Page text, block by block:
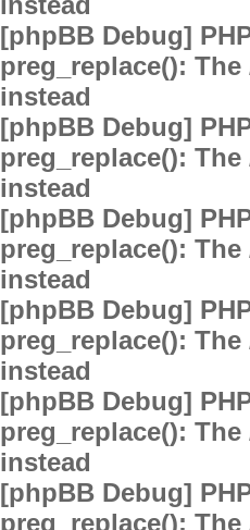
[phpBB Debug]
preg_replace():
instead
[phpBB Debug]
preg_replace():
instead
[phpBB Debug]
preg_replace():
instead
[phpBB Debug]
preg_replace():
instead
[phpBB Debug]
preg_replace():
instead
[phpBB Debug]
preg_replace():